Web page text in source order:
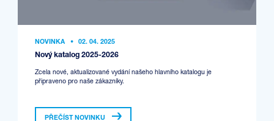
NOVINKA • 02. 04. 2025
Nový katalog 2025-2026
Zcela nové, aktualizované vydání našeho hlavního katalogu je
připraveno pro naše zákazníky.
PŘEČÍST NOVINKU